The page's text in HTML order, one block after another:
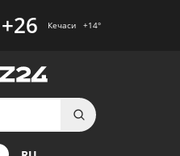
+26 Кечаси +14°